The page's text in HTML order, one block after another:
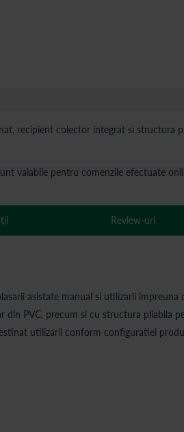
recipient colector integrat si structura
valabile pentru comenzile efectuate
asistate manual si utilizarii
PVC, precum si cu structura pliabila
utilizarii conform configuratiei
Review-uri